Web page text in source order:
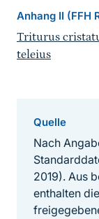
Anhang II (FFH
Triturus
teleius
Quelle
Nach
2019). Aus
enthalten